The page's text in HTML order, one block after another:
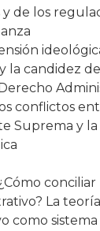
de los
la candidez
conflictos
Suprema y
conciliar
La
como sistema